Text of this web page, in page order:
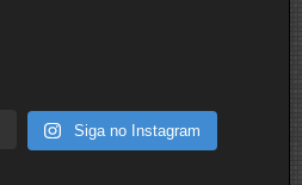
Siga no Instagram